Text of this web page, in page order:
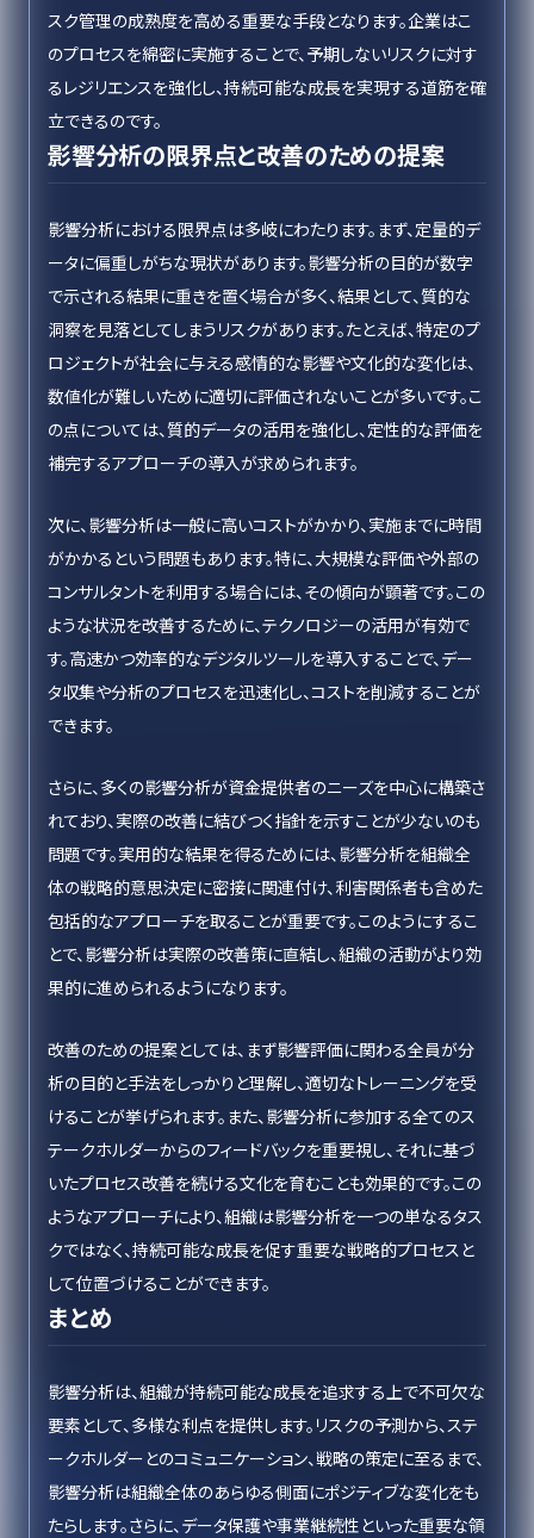
スク管理の成熟度を高める重要な手段となります。企業はこ
のプロセスを綿密に実施することで、予期しないリスクに対す
るレジリエンスを強化し、持続可能な成長を実現する道筋を確
立できるのです。
影響分析の限界点と改善のための提案
影響分析における限界点は多岐にわたります。まず、定量的デ
ータに偏重しがちな現状があります。影響分析の目的が数字
で示される結果に重きを置く場合が多く、結果として、質的な
洞察を見落としてしまうリスクがあります。たとえば、特定のプ
ロジェクトが社会に与える感情的な影響や文化的な変化は、
数値化が難しいために適切に評価されないことが多いです。こ
の点については、質的データの活用を強化し、定性的な評価を
補完するアプローチの導入が求められます。
次に、影響分析は一般に高いコストがかかり、実施までに時間
がかかるという問題もあります。特に、大規模な評価や外部の
コンサルタントを利用する場合には、その傾向が顕著です。この
ような状況を改善するために、テクノロジーの活用が有効で
す。高速かつ効率的なデジタルツールを導入することで、デー
タ収集や分析のプロセスを迅速化し、コストを削減することが
できます。
さらに、多くの影響分析が資金提供者のニーズを中心に構築さ
れており、実際の改善に結びつく指針を示すことが少ないのも
問題です。実用的な結果を得るためには、影響分析を組織全
体の戦略的意思決定に密接に関連付け、利害関係者も含めた
包括的なアプローチを取ることが重要です。このようにするこ
とで、影響分析は実際の改善策に直結し、組織の活動がより効
果的に進められるようになります。
改善のための提案としては、まず影響評価に関わる全員が分
析の目的と手法をしっかりと理解し、適切なトレーニングを受
けることが挙げられます。また、影響分析に参加する全てのス
テークホルダーからのフィードバックを重要視し、それに基づ
いたプロセス改善を続ける文化を育むことも効果的です。この
ようなアプローチにより、組織は影響分析を一つの単なるタス
クではなく、持続可能な成長を促す重要な戦略的プロセスと
して位置づけることができます。
まとめ
影響分析は、組織が持続可能な成長を追求する上で不可欠な
要素として、多様な利点を提供します。リスクの予測から、ステ
ークホルダーとのコミュニケーション、戦略の策定に至るまで、
影響分析は組織全体のあらゆる側面にポジティブな変化をも
たらします。さらに、データ保護や事業継続性といった重要な領